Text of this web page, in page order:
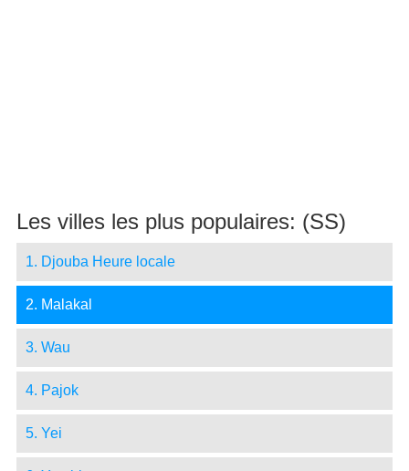
Les villes les plus populaires: (SS)
1. Djouba Heure locale
2. Malakal
3. Wau
4. Pajok
5. Yei